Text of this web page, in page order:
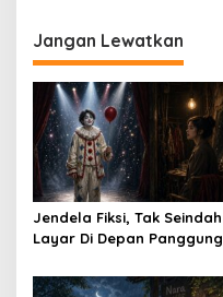
Jangan Lewatkan
Jendela Fiksi, Tak Seindah
Layar Di Depan Panggung